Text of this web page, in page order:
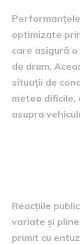
optimizate
care asigură
de drum.
situații de
meteo dificile,
asupra
Reacțiile
variate și
primit cu